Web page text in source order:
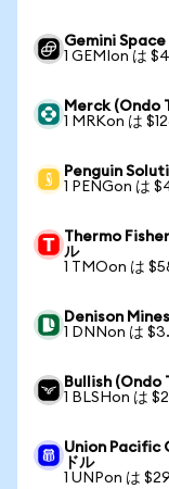
Gemini
1 GEMIon は
Merck (Ondo
1 MRKon は
Penguin
1 PENGon は
Thermo
ル
1 TMOon は
Denison
1 DNNon は
Bullish (Ondo
1 BLSHon は
Union Pacific
ドル
1 UNPon は